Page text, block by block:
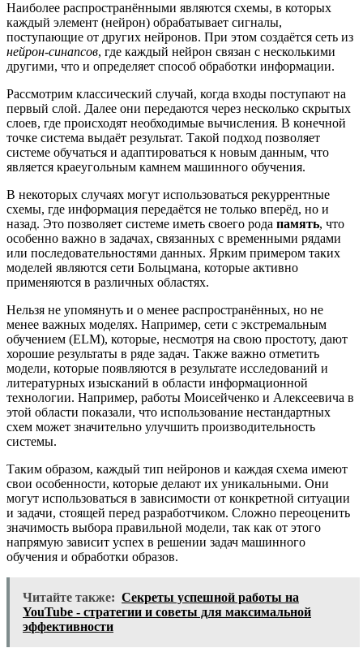
Наиболее распространёнными являются схемы, в которых
каждый элемент (нейрон) обрабатывает сигналы,
поступающие от других нейронов. При этом создаётся сеть из
нейрон-синапсов, где каждый нейрон связан с несколькими
другими, что и определяет способ обработки информации.
Рассмотрим классический случай, когда входы поступают на
первый слой. Далее они передаются через несколько скрытых
слоев, где происходят необходимые вычисления. В конечной
точке система выдаёт результат. Такой подход позволяет
системе обучаться и адаптироваться к новым данным, что
является краеугольным камнем машинного обучения.
В некоторых случаях могут использоваться рекуррентные
схемы, где информация передаётся не только вперёд, но и
назад. Это позволяет системе иметь своего рода память, что
особенно важно в задачах, связанных с временными рядами
или последовательностями данных. Ярким примером таких
моделей являются сети Больцмана, которые активно
применяются в различных областях.
Нельзя не упомянуть и о менее распространённых, но не
менее важных моделях. Например, сети с экстремальным
обучением (ELM), которые, несмотря на свою простоту, дают
хорошие результаты в ряде задач. Также важно отметить
модели, которые появляются в результате исследований и
литературных изысканий в области информационной
технологии. Например, работы Моисейченко и Алексеевича в
этой области показали, что использование нестандартных
схем может значительно улучшить производительность
системы.
Таким образом, каждый тип нейронов и каждая схема имеют
свои особенности, которые делают их уникальными. Они
могут использоваться в зависимости от конкретной ситуации
и задачи, стоящей перед разработчиком. Сложно переоценить
значимость выбора правильной модели, так как от этого
напрямую зависит успех в решении задач машинного
обучения и обработки образов.
Читайте также: Секреты успешной работы на
YouTube - стратегии и советы для максимальной
эффективности